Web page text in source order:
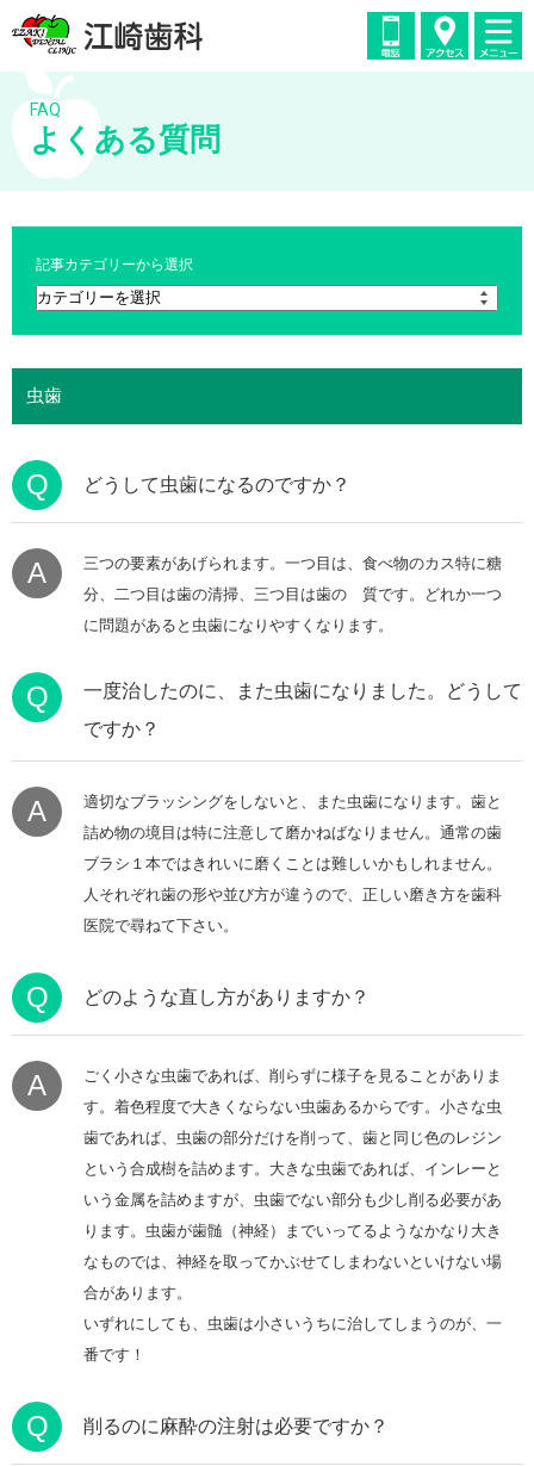
FAQ
よくある質問
記事カテゴリーから選択
虫歯
Q どうして虫歯になるのですか？
A
三つの要素があげられます。一つ目は、食べ物のカス特に糖
分、二つ目は歯の清掃、三つ目は歯の 質です。どれか一つ
に問題があると虫歯になりやすくなります。
Q
一度治したのに、また虫歯になりました。どうして
ですか？
A
適切なブラッシングをしないと、また虫歯になります。歯と
詰め物の境目は特に注意して磨かねばなりません。通常の歯
ブラシ１本ではきれいに磨くことは難しいかもしれません。
人それぞれ歯の形や並び方が違うので、正しい磨き方を歯科
医院で尋ねて下さい。
Q どのような直し方がありますか？
A
ごく小さな虫歯であれば、削らずに様子を見ることがありま
す。着色程度で大きくならない虫歯あるからです。小さな虫
歯であれば、虫歯の部分だけを削って、歯と同じ色のレジン
という合成樹を詰めます。大きな虫歯であれば、インレーと
いう金属を詰めますが、虫歯でない部分も少し削る必要があ
ります。虫歯が歯髄（神経）までいってるようなかなり大き
なものでは、神経を取ってかぶせてしまわないといけない場
合があります。
いずれにしても、虫歯は小さいうちに治してしまうのが、一
番です！
Q 削るのに麻酔の注射は必要ですか？